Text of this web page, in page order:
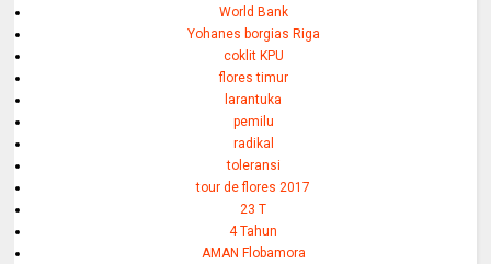
World Bank
Yohanes borgias Riga
coklit KPU
flores timur
larantuka
pemilu
radikal
toleransi
tour de flores 2017
23 T
4 Tahun
AMAN Flobamora